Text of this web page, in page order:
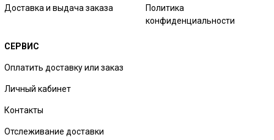
Доставка и выдача заказа
Политика
конфиденциальности
СЕРВИС
Оплатить доставку или заказ
Личный кабинет
Контакты
Отслеживание доставки